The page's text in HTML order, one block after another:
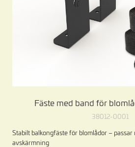
Fäste med band för
38012-0001
Stabilt balkongfäste för blomlådor – passar
avskärmning